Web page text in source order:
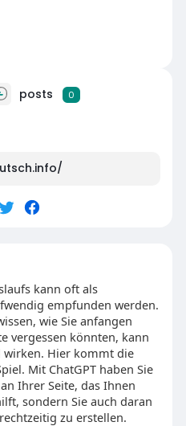
posts 0
kann oft als
empfunden werden.
wie Sie anfangen
vergessen könnten, kann
Hier kommt die
Mit ChatGPT haben Sie
Ihrer Seite, das Ihnen
sondern Sie auch daran
zu erstellen.